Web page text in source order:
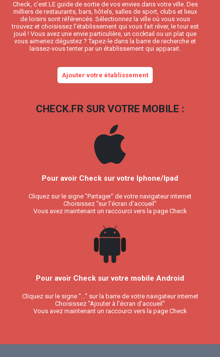
Check, c’est LE guide de sortie de vos envies dans votre ville. Des
milliers de restaurants, bars, hôtels, salles de sport, clubs et lieux
de loisirs sont référencés. Sélectionnez la ville où vous vous
trouvez et choisissez l’établissement qui vous fait rêver, le tour est
joué ! Vous avez une envie particulière, un cocktail ou un plat que
vous aimeriez dégustez ? Tapez-le dans la barre de recherche et
laissez-vous tenter par un établissement qui apparait.
Ajouter votre établissement
CHECK.FR SUR VOTRE MOBILE :
Pour avoir Check sur votre Iphone/Ipad
Cliquez sur le signe "Partager" de votre navigateur internet
Choisissez "sur l'écran d'accueil"
Vous avez maintenant un raccourci vers la page Check
Pour avoir Check sur votre mobile Android
Cliquez sur le signe "..." sur la barre de votre navigateur internet
Choisissez "Ajouter à l'écran d'accueil"
Vous avez maintenant un raccourci vers la page Check